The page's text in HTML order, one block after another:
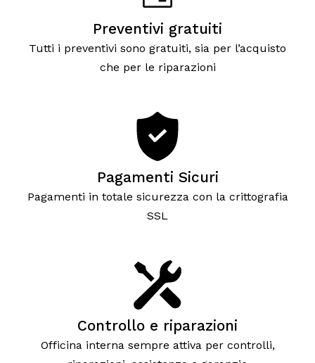
Preventivi gratuiti
Tutti i preventivi sono gratuiti, sia per l’acquisto
che per le riparazioni
Pagamenti Sicuri
Pagamenti in totale sicurezza con la crittografia
SSL
Controllo e riparazioni
Officina interna sempre attiva per controlli,